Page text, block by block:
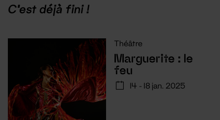
C'est déjà fini !
Théâtre
Marguerite : le
feu
14 - 18 jan. 2025